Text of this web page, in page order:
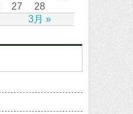
3月 »
27 28